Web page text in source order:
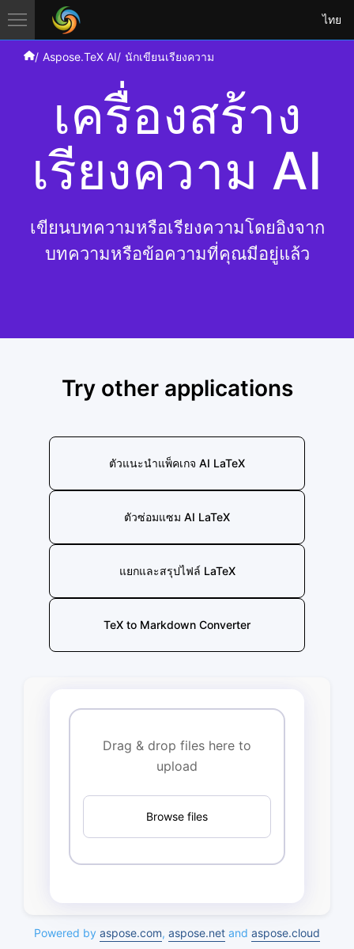
ไทย
Aspose.TeX AI นักเขียนเรียงความ
เครื่องสร้าง
เรียงความ AI
เขียนบทความหรือเรียงความโดยอิงจาก
บทความหรือข้อความที่คุณมีอยู่แล้ว
Try other applications
ตัวแนะนำแพ็คเกจ AI LaTeX
ตัวซ่อมแซม AI LaTeX
แยกและสรุปไฟล์ LaTeX
TeX to Markdown Converter
Drag & drop files here to
upload
Browse files
Powered by aspose.com, aspose.net and aspose.cloud